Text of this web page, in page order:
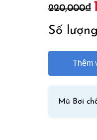
220,000₫
Số
Thêm
Mũ Bơi